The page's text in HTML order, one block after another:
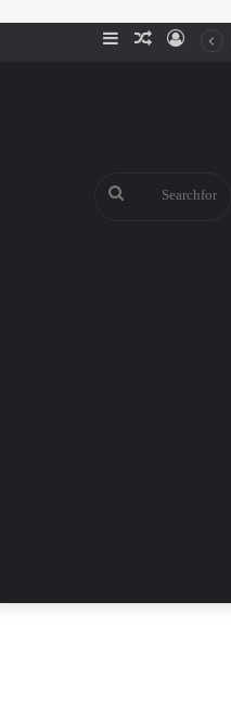
SidebarRandomLog
Search